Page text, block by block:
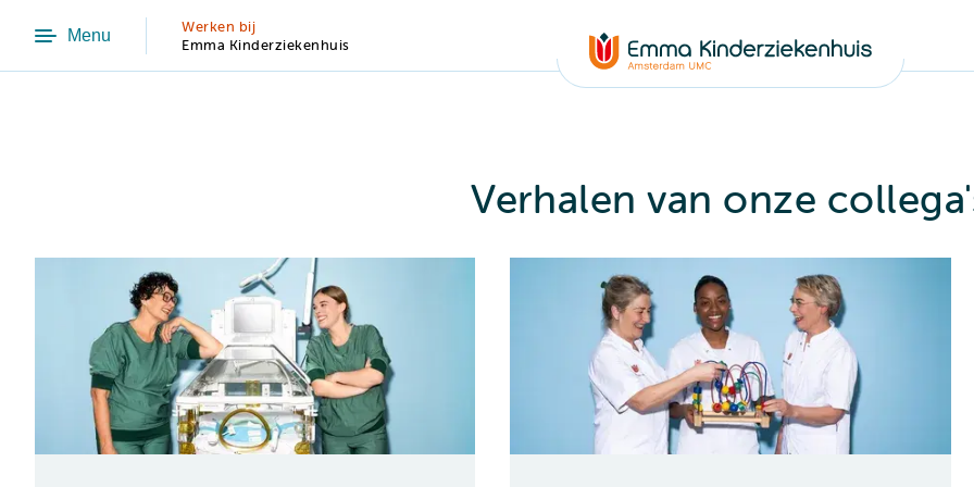
Menu
Werken bij
Emma Kinderziekenhuis
Verhalen van onze